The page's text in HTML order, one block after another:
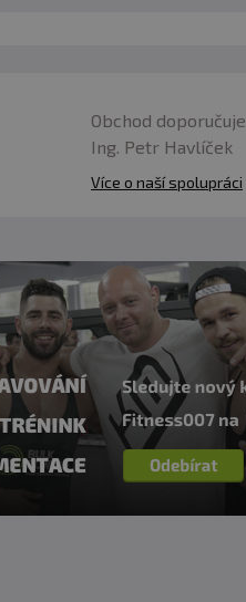
Obchod doporučuje
Ing. Petr Havlíček
Více o naší spolupráci